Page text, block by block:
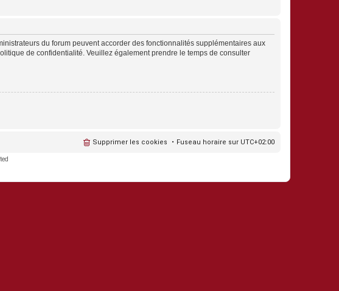
du forum peuvent accorder des fonctionnalités supplémentaires aux
de confidentialité. Veuillez également prendre le temps de consulter
Fuseau horaire sur UTC+02:00
Supprimer les cookies